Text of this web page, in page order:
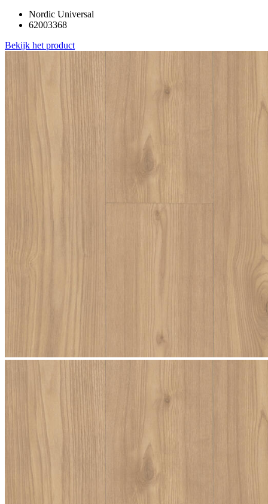
Nordic Universal
62003368
Bekijk het product